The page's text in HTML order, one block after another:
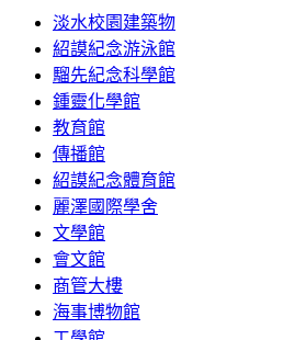
淡水校園建築物
紹謨紀念游泳館
騮先紀念科學館
鍾靈化學館
教育館
傳播館
紹謨紀念體育館
麗澤國際學舍
文學館
會文館
商管大樓
海事博物館